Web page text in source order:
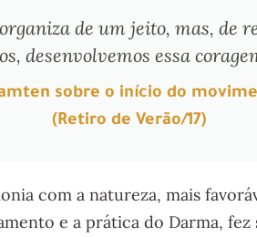
de um jeito, mas, de
desenvolvemos essa
sobre o início do
(Retiro de Verão/17)
com a natureza, mais
e a prática do Darma, fez